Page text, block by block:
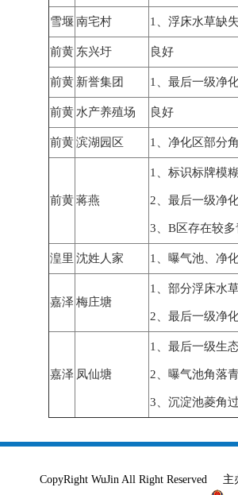
雪堰南宅村 1 、浮床水草缺失
前黄 东兴圩 良好
前黄 新誉集团 1、最后一级净
前黄 水产养殖场 良好
前黄滨湖园区 1 、净化区部分
前黄蒋燕
1、标识标牌模糊
2、最后一级净
3、B区存在较多
湟里 沈姓人家 1 、曝气池、净
嘉泽 梅庄塘
1、部分浮床水
2、最后一级净
嘉泽 凤仙塘
1、最后一级生
2、曝气池角落
3、沉淀池菱角过
CopyRight WuJin All Right Reserved